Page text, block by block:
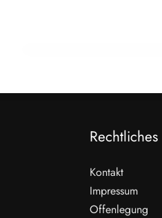
WEITERLESEN
Rechtliches
Kontakt
Impressum
Offenlegung